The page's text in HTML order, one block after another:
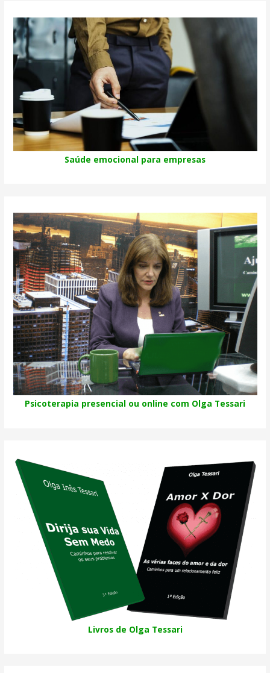
Saúde emocional para empresas
Psicoterapia presencial ou online com Olga Tessari
Livros de Olga Tessari